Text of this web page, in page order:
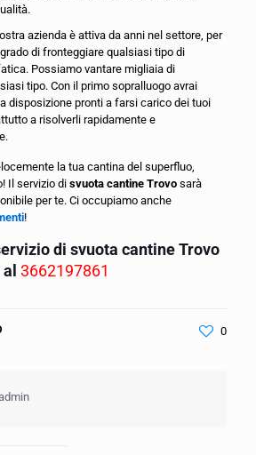
azienda è attiva da anni nel settore, per
di fronteggiare qualsiasi tipo di
Possiamo vantare migliaia di
tipo. Con il primo sopralluogo avrai
disposizione pronti a farsi carico dei tuoi
a risolverli rapidamente e
la tua cantina del superfluo,
Il servizio di svuota cantine Trovo sarà
per te. Ci occupiamo anche
!
di svuota cantine Trovo
al3662197861
0